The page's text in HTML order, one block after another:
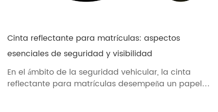
Cinta reflectante para matrículas: aspectos
esenciales de seguridad y visibilidad
En el ámbito de la seguridad vehicular, la cinta
reflectante para matrículas desempeña un papel